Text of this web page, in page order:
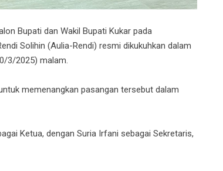
Bupati dan Wakil Bupati Kukar pada
Solihin (Aulia-Rendi) resmi dikukuhkan dalam
3/2025) malam.
memenangkan pasangan tersebut dalam
Ketua, dengan Suria Irfani sebagai Sekretaris,